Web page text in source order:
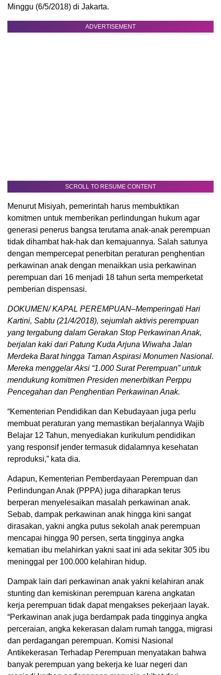
Minggu (6/5/2018) di Jakarta.
ADVERTISEMENT
SCROLL TO RESUME CONTENT
Menurut Misiyah, pemerintah harus membuktikan
komitmen untuk memberikan perlindungan hukum agar
generasi penerus bangsa terutama anak-anak perempuan
tidak dihambat hak-hak dan kemajuannya. Salah satunya
dengan mempercepat penerbitan peraturan penghentian
perkawinan anak dengan menaikkan usia perkawinan
perempuan dari 16 menjadi 18 tahun serta memperketat
pemberian dispensasi.
DOKUMEN/ KAPAL PEREMPUAN–Memperingati Hari
Kartini, Sabtu (21/4/2018), sejumlah aktivis perempuan
yang tergabung dalam Gerakan Stop Perkawinan Anak,
berjalan kaki dari Patung Kuda Arjuna Wiwaha Jalan
Merdeka Barat hingga Taman Aspirasi Monumen Nasional.
Mereka menggelar Aksi “1.000 Surat Perempuan” untuk
mendukung komitmen Presiden menerbitkan Perppu
Pencegahan dan Penghentian Perkawinan Anak.
“Kementerian Pendidikan dan Kebudayaan juga perlu
membuat peraturan yang memastikan berjalannya Wajib
Belajar 12 Tahun, menyediakan kurikulum pendidikan
yang responsif jender termasuk didalamnya kesehatan
reproduksi,” kata dia.
Adapun, Kementerian Pemberdayaan Perempuan dan
Perlindungan Anak (PPPA) juga diharapkan terus
berperan menyelesaikan masalah perkawinan anak.
Sebab, dampak perkawinan anak hingga kini sangat
dirasakan, yakni angka putus sekolah anak perempuan
mencapai hingga 90 persen, serta tingginya angka
kematian ibu melahirkan yakni saat ini ada sekitar 305 ibu
meninggal per 100.000 kelahiran hidup.
Dampak lain dari perkawinan anak yakni kelahiran anak
stunting dan kemiskinan perempuan karena angkatan
kerja perempuan tidak dapat mengakses pekerjaan layak.
“Perkawinan anak juga berdampak pada tingginya angka
perceraian, angka kekerasan dalam rumah tangga, migrasi
dan perdagangan perempuan. Komisi Nasional
Antikekerasan Terhadap Perempuan menyatakan bahwa
banyak perempuan yang bekerja ke luar negeri dan